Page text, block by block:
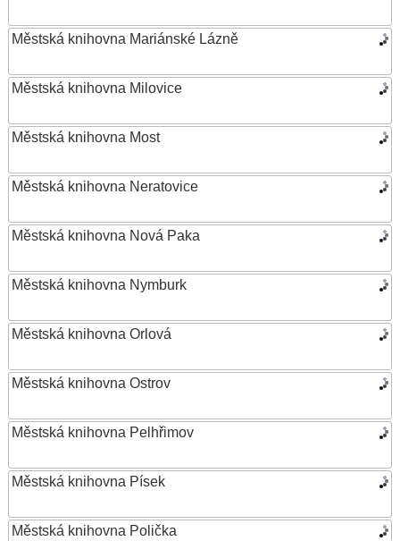
Městská knihovna Mariánské Lázně
Městská knihovna Milovice
Městská knihovna Most
Městská knihovna Neratovice
Městská knihovna Nová Paka
Městská knihovna Nymburk
Městská knihovna Orlová
Městská knihovna Ostrov
Městská knihovna Pelhřimov
Městská knihovna Písek
Městská knihovna Polička